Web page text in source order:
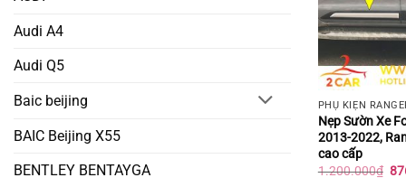
Audi A4
Audi Q5
Baic beijing
BAIC Beijing X55
BENTLEY BENTAYGA
PHỤ KIỆN
Nẹp Sườn Xe
2013-2022,
cao cấp
1.200.000₫